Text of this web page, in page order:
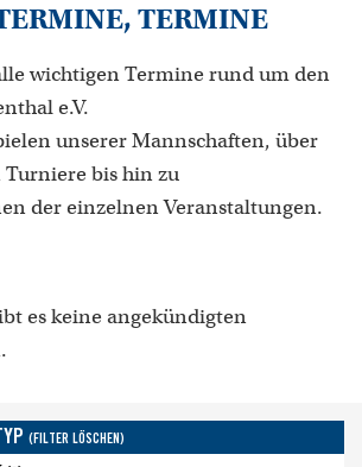
TERMINE
wichtigen Termine rund um den
e.V.
unserer Mannschaften, über
bis hin zu
der einzelnen Veranstaltungen.
es keine angekündigten
(FILTER LÖSCHEN)